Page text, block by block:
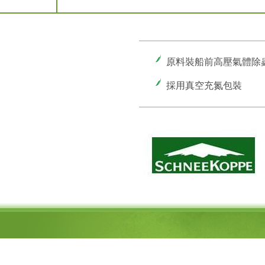
原料裝船前高壓氣體除
採用真空充氮包裝